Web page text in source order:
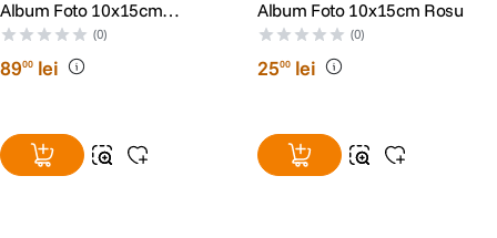
Album Foto 10x15cm
Albastru
(0)
8900 lei
Album Foto 10x15cm Rosu
(0)
2500 lei